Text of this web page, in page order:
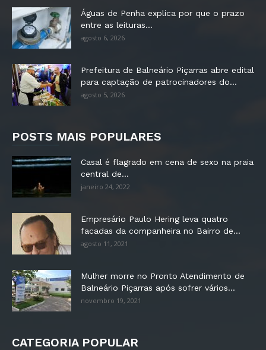
Águas de Penha explica por que o prazo
entre as leituras...
agosto 6, 2026
Prefeitura de Balneário Piçarras abre edital
para captação de patrocinadores do...
agosto 5, 2026
POSTS MAIS POPULARES
Casal é flagrado em cena de sexo na praia
central de...
janeiro 24, 2022
Empresário Paulo Hering leva quatro
facadas da companheira no Bairro de...
agosto 11, 2021
Mulher morre no Pronto Atendimento de
Balneário Piçarras após sofrer vários...
novembro 19, 2021
CATEGORIA POPULAR